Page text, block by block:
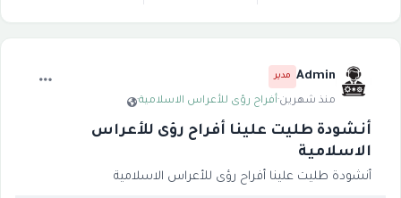
Admin مدير
منذ شهرين·أفراح رؤى للأعراس الاسلامية·
أنشودة طليت علينا أفراح رؤى للأعراس
الاسلامية
أنشودة طليت علينا أفراح رؤى للأعراس الاسلامية